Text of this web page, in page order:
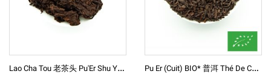
(1 avis)
L
Ao Cha Tou 老茶头 Pu'Er Shu Yunnan Thé Sombre Chinois宫廷普洱 P
U Er (cuit) BIO* 普洱 Thé De Chine